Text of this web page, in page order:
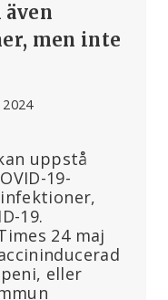
men inte
uppstå
19-
19.
24 maj
eller